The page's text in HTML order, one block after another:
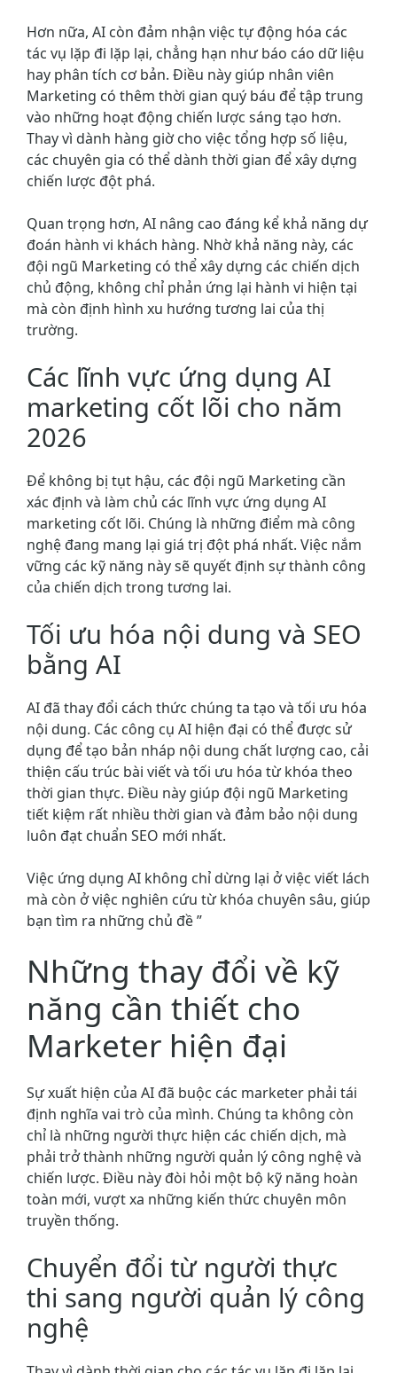
Hơn nữa, AI còn đảm nhận việc tự động hóa các
tác vụ lặp đi lặp lại, chẳng hạn như báo cáo dữ liệu
hay phân tích cơ bản. Điều này giúp nhân viên
Marketing có thêm thời gian quý báu để tập trung
vào những hoạt động chiến lược sáng tạo hơn.
Thay vì dành hàng giờ cho việc tổng hợp số liệu,
các chuyên gia có thể dành thời gian để xây dựng
chiến lược đột phá.
Quan trọng hơn, AI nâng cao đáng kể khả năng dự
đoán hành vi khách hàng. Nhờ khả năng này, các
đội ngũ Marketing có thể xây dựng các chiến dịch
chủ động, không chỉ phản ứng lại hành vi hiện tại
mà còn định hình xu hướng tương lai của thị
trường.
Các lĩnh vực ứng dụng AI
marketing cốt lõi cho năm
2026
Để không bị tụt hậu, các đội ngũ Marketing cần
xác định và làm chủ các lĩnh vực ứng dụng AI
marketing cốt lõi. Chúng là những điểm mà công
nghệ đang mang lại giá trị đột phá nhất. Việc nắm
vững các kỹ năng này sẽ quyết định sự thành công
của chiến dịch trong tương lai.
Tối ưu hóa nội dung và SEO
bằng AI
AI đã thay đổi cách thức chúng ta tạo và tối ưu hóa
nội dung. Các công cụ AI hiện đại có thể được sử
dụng để tạo bản nháp nội dung chất lượng cao, cải
thiện cấu trúc bài viết và tối ưu hóa từ khóa theo
thời gian thực. Điều này giúp đội ngũ Marketing
tiết kiệm rất nhiều thời gian và đảm bảo nội dung
luôn đạt chuẩn SEO mới nhất.
Việc ứng dụng AI không chỉ dừng lại ở việc viết lách
mà còn ở việc nghiên cứu từ khóa chuyên sâu, giúp
bạn tìm ra những chủ đề ”
Những thay đổi về kỹ
năng cần thiết cho
Marketer hiện đại
Sự xuất hiện của AI đã buộc các marketer phải tái
định nghĩa vai trò của mình. Chúng ta không còn
chỉ là những người thực hiện các chiến dịch, mà
phải trở thành những người quản lý công nghệ và
chiến lược. Điều này đòi hỏi một bộ kỹ năng hoàn
toàn mới, vượt xa những kiến thức chuyên môn
truyền thống.
Chuyển đổi từ người thực
thi sang người quản lý công
nghệ